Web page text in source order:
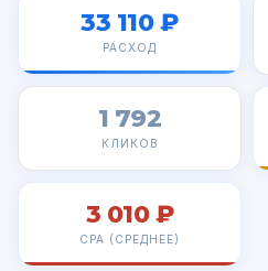
33 110 ₽
РАСХОД
1 792
КЛИКОВ
3 010 ₽
CPA (СРЕДНЕЕ)